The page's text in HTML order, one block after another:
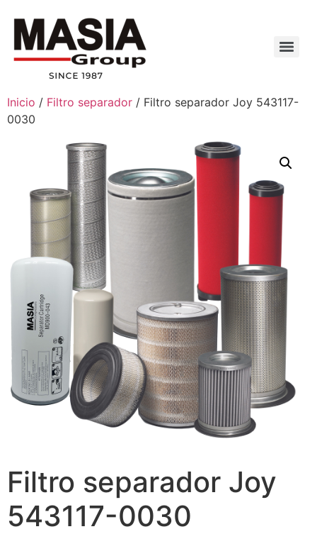
Inicio / Filtro separador / Filtro separador Joy 543117-
0030
Filtro separador Joy
543117-0030